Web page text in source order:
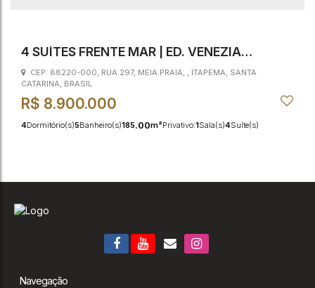
4 SUÍTES FRENTE MAR | ED. VENEZIA
R$ 8.900.000
CEP: 88220-000 RUA 297, MEIA PRAIA ITAPEMA SANTA
CATARINA BRASIL
4Dormitório(s)5Banheiro(s) Privativo:
185.00m² 1Sala(s)4Suíte(s)
Navegação